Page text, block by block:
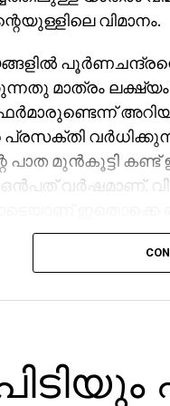
വിമാനം.
മാത്രം
പ്രസക്തി
പാത മുന്‍കൂട്ടി
ഒന്‍പത് വര്‍ഷമാണ്.
തന്റെ മനസും
കടന്നുപോകുന്ന
ലോകത്തിന്റെ
ഒരു ഫ്രെയിം